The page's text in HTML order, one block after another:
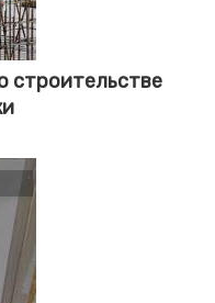
строительстве